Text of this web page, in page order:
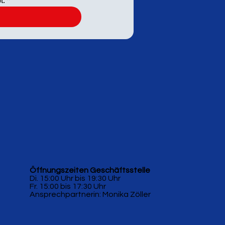
Öffnungszeiten Geschäftsstelle
Di. 15:00 Uhr bis 19:30 Uhr
Fr. 15:00 bis 17:30 Uhr
Ansprechpartnerin: Monika Zöller